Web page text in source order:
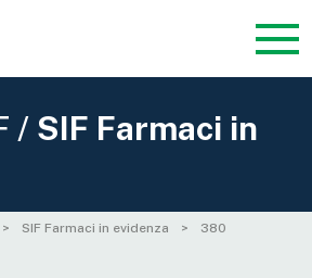
/ SIF Farmaci in
SIF Farmaci in evidenza 380